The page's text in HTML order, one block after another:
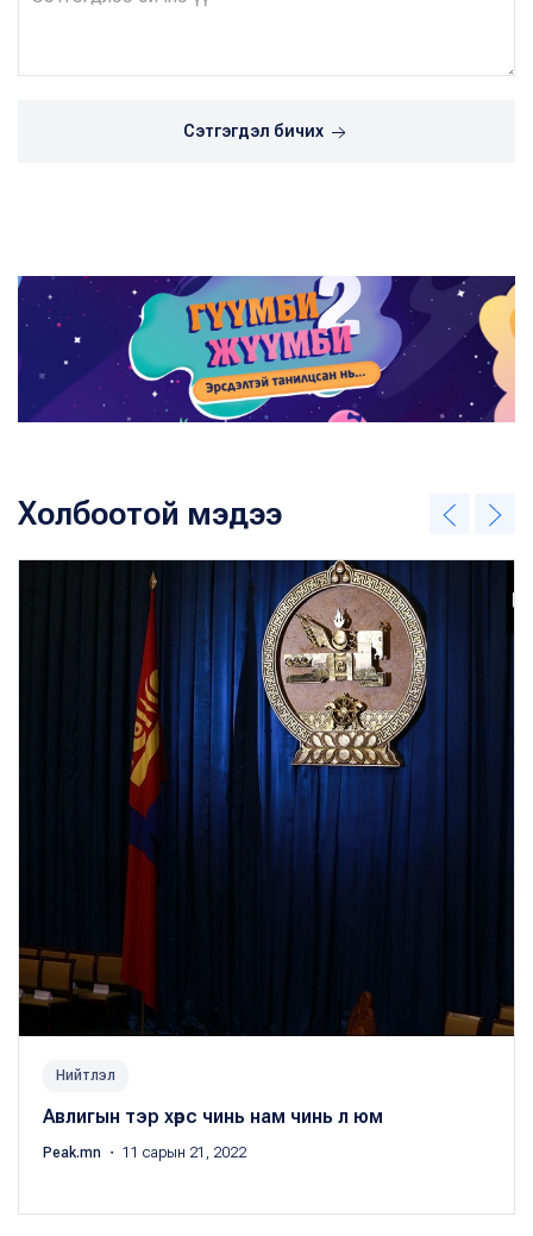
Сэтгэгдэл бичих
Холбоотой мэдээ
Нийтлэл
Авлигын тэр хөрс чинь нам чинь л юм
Peak.mn ・ 11 сарын 21, 2022